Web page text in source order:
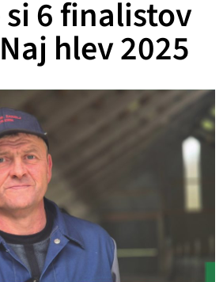
6 finalistov
hlev 2025